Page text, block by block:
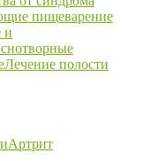
пищеварение
и
Лечение полости
Артрит